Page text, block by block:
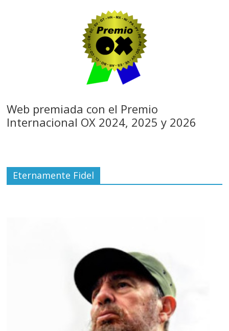
Web premiada con el Premio
Internacional OX 2024, 2025 y 2026
Eternamente Fidel